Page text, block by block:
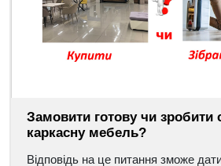
Замовити готову чи зробити
каркасну мебель?
Відповідь на це питання зможе